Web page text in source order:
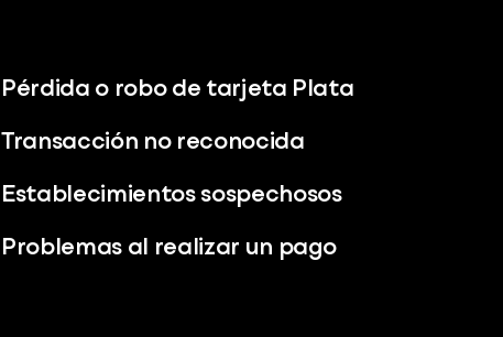
Pérdida o robo de tarjeta Plata
Transacción no reconocida
Establecimientos sospechosos
Problemas al realizar un pago